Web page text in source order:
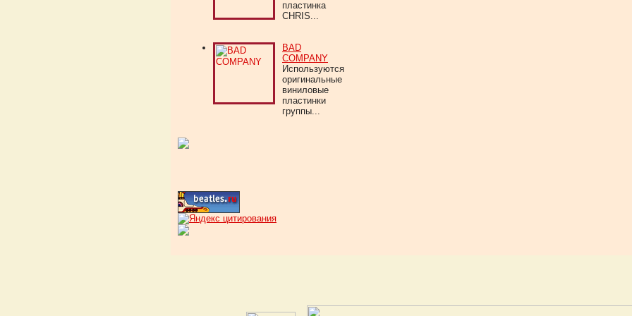
пластинка
CHRIS...
BAD
COMPANY
Используются
оригинальные
виниловые
пластинки
группы...